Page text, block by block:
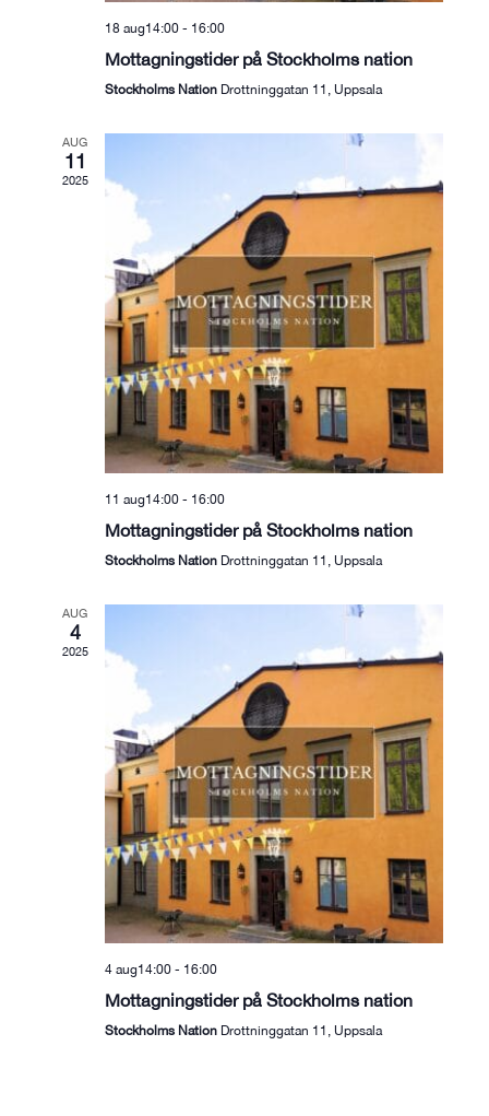
18 aug14:00- 16:00
Mottagningstider på Stockholms nation
Stockholms Nation Drottninggatan 11, Uppsala
AUG
11
2025
11 aug14:00- 16:00
Mottagningstider på Stockholms nation
Stockholms Nation Drottninggatan 11, Uppsala
AUG
4
2025
4 aug14:00- 16:00
Mottagningstider på Stockholms nation
Stockholms Nation Drottninggatan 11, Uppsala